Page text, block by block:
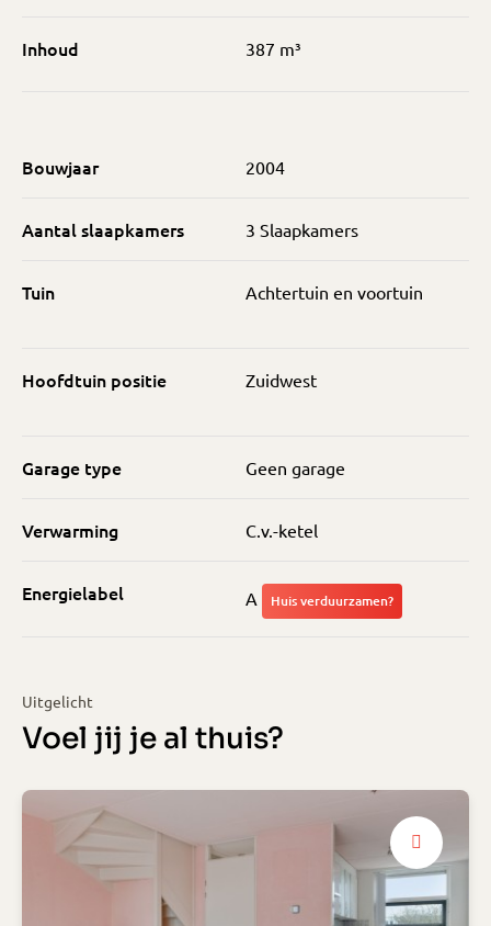
Inhoud 387 m³
Bouwjaar 2004
Aantal slaapkamers 3 Slaapkamers
Tuin Achtertuin en voortuin
Hoofdtuin positie Zuidwest
Garage type Geen garage
Verwarming C.v.-ketel
Energielabel A Huis verduurzamen?
Uitgelicht
Voel jij je al thuis?